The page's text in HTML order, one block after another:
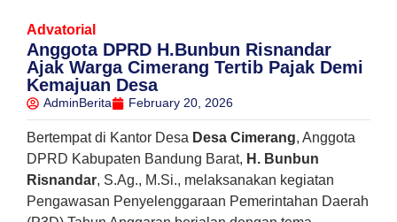
Advatorial
Anggota DPRD H.Bunbun Risnandar
Ajak Warga Cimerang Tertib Pajak Demi
Kemajuan Desa
AdminBerita February 20, 2026
Bertempat di Kantor Desa Desa Cimerang, Anggota
DPRD Kabupaten Bandung Barat, H. Bunbun
Risnandar, S.Ag., M.Si., melaksanakan kegiatan
Pengawasan Penyelenggaraan Pemerintahan Daerah